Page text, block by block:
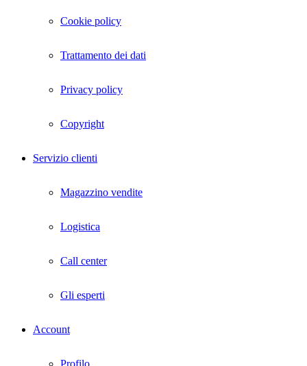
Cookie policy
Trattamento dei dati
Privacy policy
Copyright
Servizio clienti
Magazzino vendite
Logistica
Call center
Gli esperti
Account